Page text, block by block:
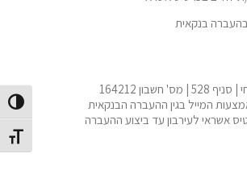
מתג
בנקאית
המייל בגין ההעברה הבנקאית
אשראי לעירבון עד ביצוע ההעברה